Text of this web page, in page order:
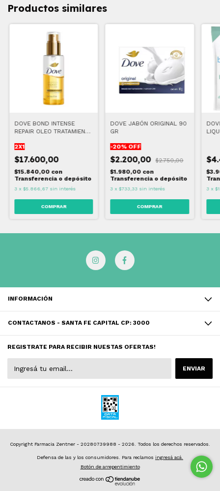
Productos similares
DOVE BOND INTENSE
REPAIR OLEO TRATAMIENTO
2X1
$17.600,00
$15.840,00 con
Transferencia o depósito
3 x $5.866,67 sin interés
DOVE JABÓN ORIGINAL 90
GR
-20% OFF
$2.200,00
$2.750,00
$1.980,00 con
Transferencia o depósito
3 x $733,33 sin interés 3 x
INFORMACIÓN
CONTACTANOS - SANTA FE CAPITAL CP: 3000
REGISTRATE PARA RECIBIR NUESTAS OFERTAS!
Copyright Farmacia Zentner - 20280739988 - 2026. Todos los derechos reservados.
Defensa de las y los consumidores. Para reclamos ingresá acá.
Botón de arrepentimiento